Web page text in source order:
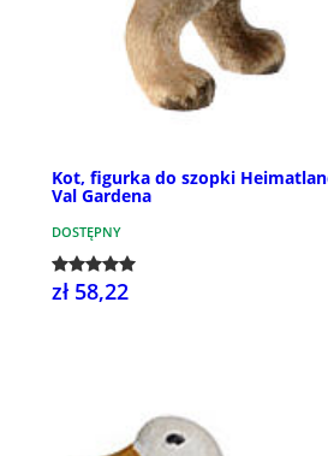
Kot, figurka do szopki
Val Gardena
DOSTĘPNY
zł 58,22